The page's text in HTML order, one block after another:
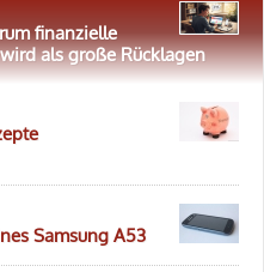
finanzielle
als große Rücklagen
Samsung A53